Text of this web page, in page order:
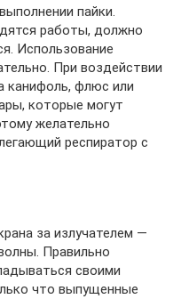
пайки.
работы, должно
Использование
При воздействии
канифоль, флюс или
которые могут
желательно
респиратор с
за излучателем —
Правильно
своими
что выпущенные